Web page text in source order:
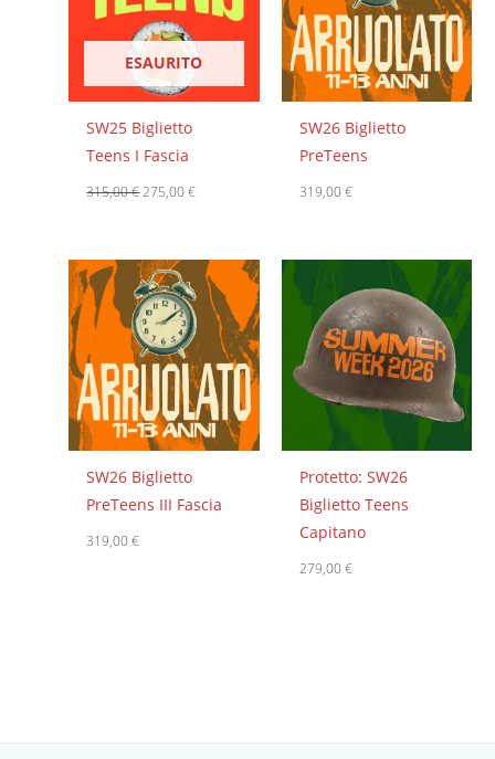
ESAURITO
SW25 Biglietto
Teens I Fascia
315,00€275,00€
SW26 Biglietto
PreTeens
319,00€
SW26 Biglietto
PreTeens III Fascia
319,00€
Protetto: SW26
Biglietto Teens
Capitano
279,00€